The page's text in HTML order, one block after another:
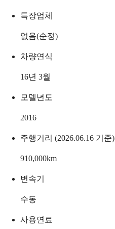
특장업체
없음(순정)
차량연식
16년 3월
모델년도
2016
주행거리 (2026.06.16 기준)
910,000km
변속기
수동
사용연료